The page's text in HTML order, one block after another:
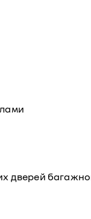
дверей